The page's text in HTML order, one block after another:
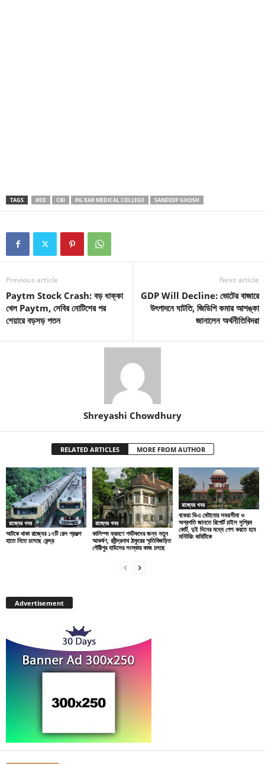
TAGS #ED CBI RG KAR MEDICAL COLLEGE SANDEEP GHOSH
Previous article
Paytm Stock Crash: বড় ধাক্কা
খেল Paytm, সেবির নোটিশের পর
শেয়ারে বড়সড় পতন
Next article
GDP Will Decline: ভোটের বাজারে
উৎপাদনে ঘাটতি, জিডিপি কমার আশঙ্কা
জানালেন অর্থনীতিবিদরা
Shreyashi Chowdhury
RELATED ARTICLES MORE FROM AUTHOR
রাজ্যের খবর
আটকে থাকা রাজ্যের ১৭টি রেল প্রকল্প
হাতে নিতে চলেছে কেন্দ্র
রাজ্যের খবর
কালিম্পং ভ্রমণে পর্যটকদের জন্য নতুন
আকর্ষণ, রবীন্দ্রনাথ ঠাকুরের স্মৃতিবিজড়িত
গৌরীপুর হাউসের সংস্কার কাজ চলছে
রাজ্যের খবর
বকেয়া ডিএ মেটানোর সময়সীমা ও
অগ্রগতি জানতে রিপোর্ট চাইল সুপ্রিম
কোর্ট, দুই দিনের মধ্যে পেশ করতে হবে
মনিটরিং কমিটিকে
Advertisement